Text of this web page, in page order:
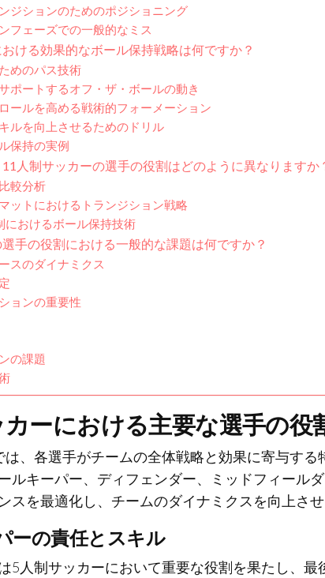
ジションのためのポジショニング
フェーズでの一般的なミス
ける効果的なボール保持戦略は何ですか？
めのパス技術
ポートするオフ・ザ・ボールの動き
ールを高める戦術的フォーメーション
ルを向上させるためのドリル
保持の実例
人制サッカーの選手の役割はどのように異なりますか
較分析
ットにおけるトランジション戦略
におけるボール保持技術
手の役割における一般的な課題は何ですか？
スのダイナミクス
ョンの重要性
の課題
ーにおける主要な選手の役
は、各選手がチームの全体戦略と効果に寄与す
ルキーパー、ディフェンダー、ミッドフィール
スを最適化し、チームのダイナミクスを向上させ
ーの責任とスキル
5人制サッカーにおいて重要な役割を果たし、